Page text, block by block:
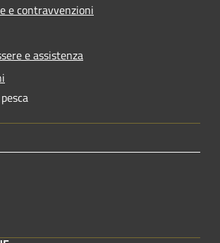
e contravvenzioni
e assistenza